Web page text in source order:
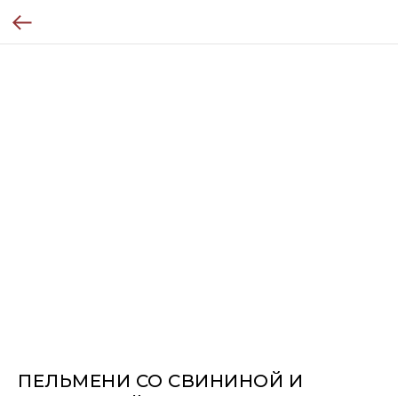
ПЕЛЬМЕНИ СО СВИНИНОЙ И